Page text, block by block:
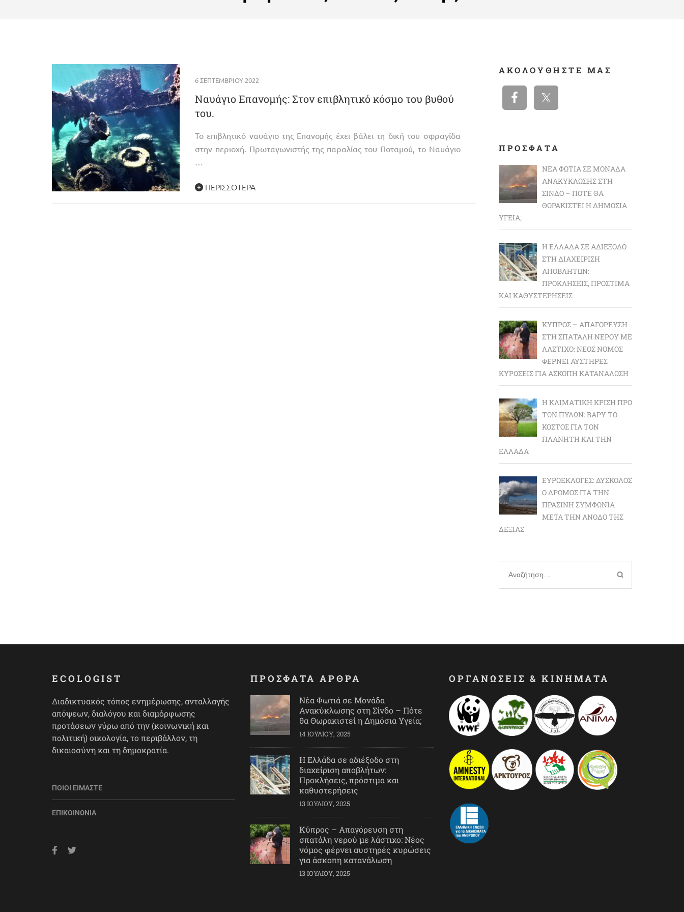
6 ΣΕΠΤΕΜΒΡΊΟΥ 2022
Ναυάγιο Επανομής: Στον επιβλητικό κόσμο του βυθού
του.
Το επιβλητικό ναυάγιο της Επανομής έχει βάλει τη δική του σφραγίδα
στην περιοχή. Πρωταγωνιστής της παραλίας του Ποταμού, το Ναυάγιο
…
ΠΕΡΙΣΣΌΤΕΡΑ
ΑΚΟΛΟΥΘΉΣΤΕ ΜΑΣ
ΠΡΟΣΦΑΤΑ
ΝΈΑ ΦΩΤΙΆ ΣΕ ΜΟΝΆΔΑ
ΑΝΑΚΎΚΛΩΣΗΣ ΣΤΗ
ΣΊΝΔΟ – ΠΌΤΕ ΘΑ
ΘΩΡΑΚΙΣΤΕΊ Η ΔΗΜΌΣΙΑ
ΥΓΕΊΑ;
Η ΕΛΛΆΔΑ ΣΕ ΑΔΙΈΞΟΔΟ
ΣΤΗ ΔΙΑΧΕΊΡΙΣΗ
ΑΠΟΒΛΉΤΩΝ:
ΠΡΟΚΛΉΣΕΙΣ, ΠΡΌΣΤΙΜΑ
ΚΑΙ ΚΑΘΥΣΤΕΡΉΣΕΙΣ
ΚΎΠΡΟΣ – ΑΠΑΓΌΡΕΥΣΗ
ΣΤΗ ΣΠΑΤΆΛΗ ΝΕΡΟΎ ΜΕ
ΛΆΣΤΙΧΟ: ΝΈΟΣ ΝΌΜΟΣ
ΦΈΡΝΕΙ ΑΥΣΤΗΡΈΣ
ΚΥΡΏΣΕΙΣ ΓΙΑ ΆΣΚΟΠΗ ΚΑΤΑΝΆΛΩΣΗ
Η ΚΛΙΜΑΤΙΚΉ ΚΡΊΣΗ ΠΡΟ
ΤΩΝ ΠΥΛΏΝ: BΑΡΎ ΤΟ
ΚΌΣΤΟΣ ΓΙΑ ΤΟΝ
ΠΛΑΝΉΤΗ ΚΑΙ ΤΗΝ
ΕΛΛΆΔΑ
ΕΥΡΩΕΚΛΟΓΈΣ: ΔΎΣΚΟΛΟΣ
Ο ΔΡΌΜΟΣ ΓΙΑ ΤΗΝ
ΠΡΆΣΙΝΗ ΣΥΜΦΩΝΊΑ
ΜΕΤΆ ΤΗΝ ΆΝΟΔΟ ΤΗΣ
ΔΕΞΙΆΣ
Αναζήτηση
για:
ECOLOGIST
Διαδικτυακός τόπος ενημέρωσης, ανταλλαγής
απόψεων, διαλόγου και διαμόρφωσης
προτάσεων γύρω από την (κοινωνική και
πολιτική) οικολογία, το περιβάλλον, τη
δικαιοσύνη και τη δημοκρατία.
ΠΟΙΟΙ ΕΊΜΑΣΤΕ
ΕΠΙΚΟΙΝΩΝΊΑ
ΠΡΟΣΦΑΤΑ ΑΡΘΡΑ
Νέα Φωτιά σε Μονάδα
Ανακύκλωσης στη Σίνδο – Πότε
θα Θωρακιστεί η Δημόσια Υγεία;
14 ΙΟΥΛΊΟΥ, 2025
Η Ελλάδα σε αδιέξοδο στη
διαχείριση αποβλήτων:
Προκλήσεις, πρόστιμα και
καθυστερήσεις
13 ΙΟΥΛΊΟΥ, 2025
Κύπρος – Απαγόρευση στη
σπατάλη νερού με λάστιχο: Νέος
νόμος φέρνει αυστηρές κυρώσεις
για άσκοπη κατανάλωση
13 ΙΟΥΛΊΟΥ, 2025
ΟΡΓΑΝΩΣΕΙΣ & ΚΙΝΗΜΑΤΑ